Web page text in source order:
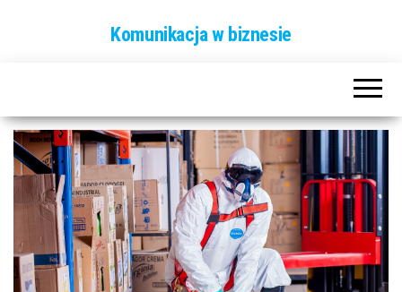
Komunikacja w biznesie